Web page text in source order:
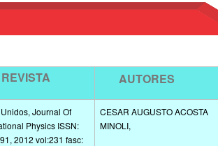
REVISTA AUTORES
Journal Of
Physics ISSN:
2012 vol:231 fasc:
CESAR AUGUSTO ACOSTA
MINOLI,